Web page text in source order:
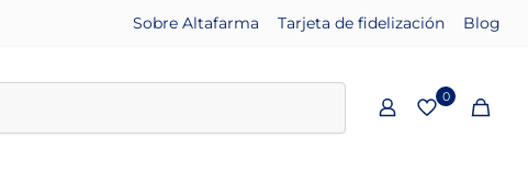
Sobre Altafarma Tarjeta de fidelización Blog
0